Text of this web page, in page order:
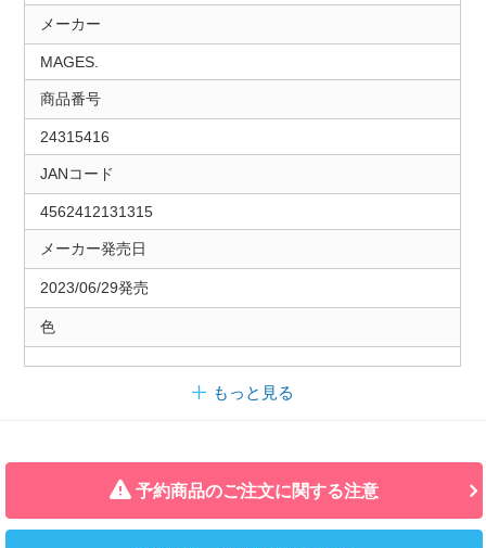
メーカー
MAGES.
商品番号
24315416
JANコード
4562412131315
メーカー発売日
2023/06/29発売
色
もっと見る
予約商品のご注文に関する注意